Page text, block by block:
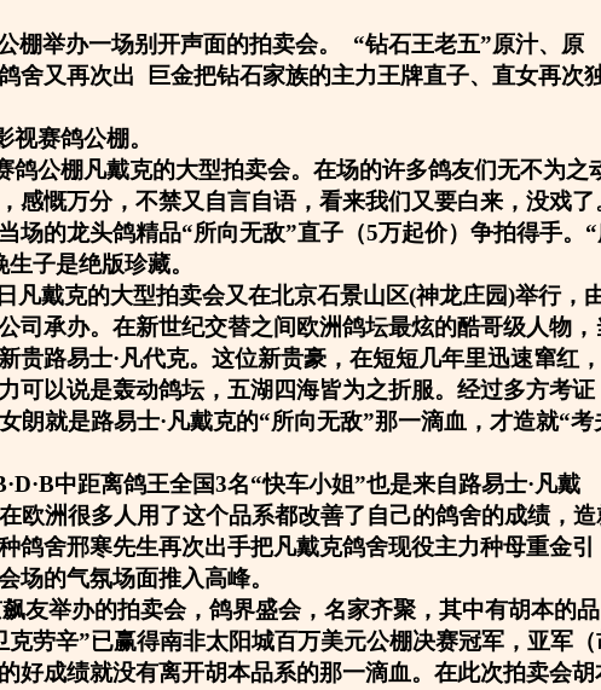
棚举办一场别开声面的拍卖会。 “钻石王老五”原汁、原
舍又再次出 巨金把钻石家族的主力王牌直子、直女再次
视赛鸽公棚。
鸽公棚凡戴克的大型拍卖会。在场的许多鸽友们无不为之
感慨万分，不禁又自言自语，看来我们又要白来，没戏了
场的龙头鸽精品“所向无敌”直子（5万起价）争拍得手。
子是绝版珍藏。
凡戴克的大型拍卖会又在北京石景山区(神龙庄园)举行，
司承办。在新世纪交替之间欧洲鸽坛最炫的酷哥级人物，
贵路易士·凡代克。这位新贵豪，在短短几年里迅速窜红，
可以说是轰动鸽坛，五湖四海皆为之折服。经过多方考证
朗就是路易士·凡戴克的“所向无敌”那一滴血，才造就“考
中距离鸽王全国3名“快车小姐”也是来自路易士·凡戴
欧洲很多人用了这个品系都改善了自己的鸽舍的成绩，造
鸽舍邢寒先生再次出手把凡戴克鸽舍现役主力种母重金引
场的气氛场面推入高峰。
友举办的拍卖会，鸽界盛会，名家齐聚，其中有胡本的品
劳辛”已赢得南非太阳城百万美元公棚决赛冠军，亚军（
好成绩就没有离开胡本品系的那一滴血。在此次拍卖会胡